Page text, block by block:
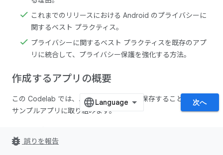
これまでのリリースにおける Android のプライバシーに
関するベスト プラクティス。
プライバシーに関するベスト プラクティスを既存のアプ
リに統合して、プライバシー保護を強化する方法。
作成するアプリの概要
この Codelab では、ユーザーが思い出を保存することができる
サンプルアプリに取り組みます。
次へ
bug_report 誤りを報告